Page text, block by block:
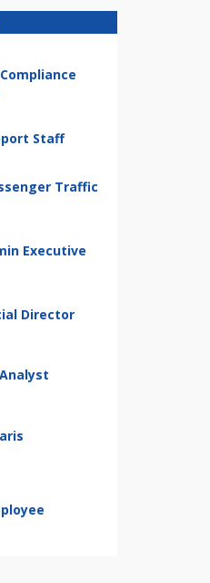
Staff
Traffic
Executive
Director